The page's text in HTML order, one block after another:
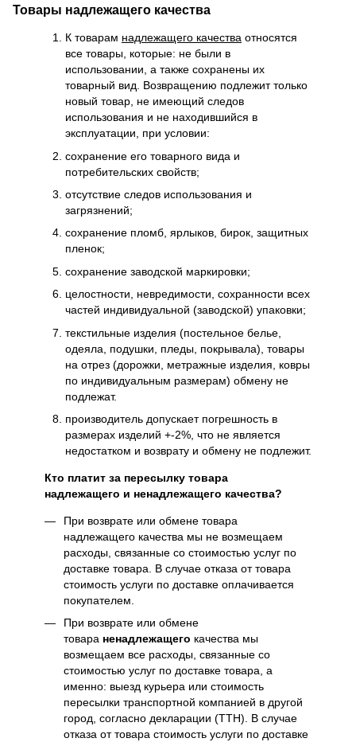
Товары надлежащего качества
К товарам надлежащего качества относятся
все товары, которые: не были в
использовании, а также сохранены их
товарный вид. Возвращению подлежит только
новый товар, не имеющий следов
использования и не находившийся в
эксплуатации, при условии:
сохранение его товарного вида и
потребительских свойств;
отсутствие следов использования и
загрязнений;
сохранение пломб, ярлыков, бирок, защитных
пленок;
сохранение заводской маркировки;
целостности, невредимости, сохранности всех
частей индивидуальной (заводской) упаковки;
текстильные изделия (постельное белье,
одеяла, подушки, пледы, покрывала), товары
на отрез (дорожки, метражные изделия, ковры
по индивидуальным размерам) обмену не
подлежат.
производитель допускает погрешность в
размерах изделий +-2%, что не является
недостатком и возврату и обмену не подлежит.
Кто платит за пересылку товара
надлежащего и ненадлежащего качества?
При возврате или обмене товара
надлежащего качества мы не возмещаем
расходы, связанные со стоимостью услуг по
доставке товара. В случае отказа от товара
стоимость услуги по доставке оплачивается
покупателем.
При возврате или обмене
товара ненадлежащего качества мы
возмещаем все расходы, связанные со
стоимостью услуг по доставке товара, а
именно: выезд курьера или стоимость
пересылки транспортной компанией в другой
город, согласно декларации (ТТН). В случае
отказа от товара стоимость услуги по доставке